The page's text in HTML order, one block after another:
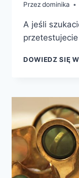
Przezdominika
A jeśli
DOWIEDZ SIĘ